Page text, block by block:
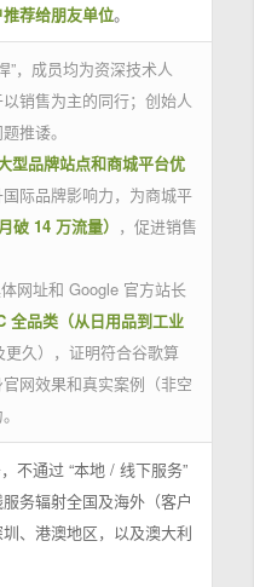
荐给朋友单位。
”，成员均为资深技术人
销售为主的同行；创始人
推诿。
型品牌站点和商城平台优
际品牌影响力，为商城平
破 14 万流量） ，促进销售
网址和 Google 官方站长
全品类（从日用品到工业
久），证明符合谷歌算
网效果和真实案例（非空
不通过 “本地 / 线下服务”
务辐射全国及海外（客户
、港澳地区，以及澳大利